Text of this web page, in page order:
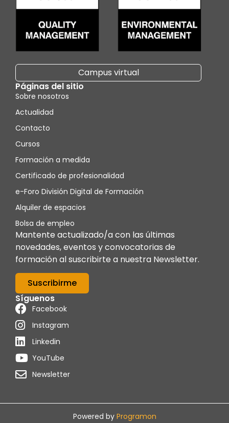
Campus virtual
Páginas del sitio
Sobre nosotros
Actualidad
Contacto
Cursos
Formación a medida
Certificado de profesionalidad
e-Foro División Digital de Formación
Alquiler de espacios
Bolsa de empleo
Mantente actualizado/a con las últimas
novedades, eventos y convocatorias de
formación al suscribirte a nuestra Newsletter.
Suscribirme
Síguenos
Facebook
Instagram
Linkedin
YouTube
Newsletter
Powered by Programon